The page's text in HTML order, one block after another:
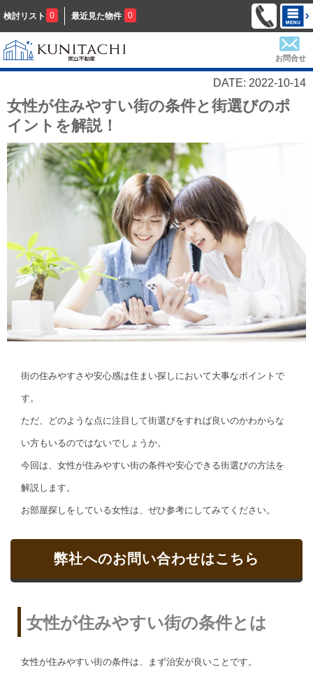
検討リスト 0 最近見た物件 0
お問合せ
DATE: 2022-10-14
女性が住みやすい街の条件と街選びのポ
イントを解説！
街の住みやすさや安心感は住まい探しにおいて大事なポイントで
す。
ただ、どのような点に注目して街選びをすれば良いのかわからな
い方もいるのではないでしょうか。
今回は、女性が住みやすい街の条件や安心できる街選びの方法を
解説します。
お部屋探しをしている女性は、ぜひ参考にしてみてください。
弊社へのお問い合わせはこちら
女性が住みやすい街の条件とは
女性が住みやすい街の条件は、まず治安が良いことです。